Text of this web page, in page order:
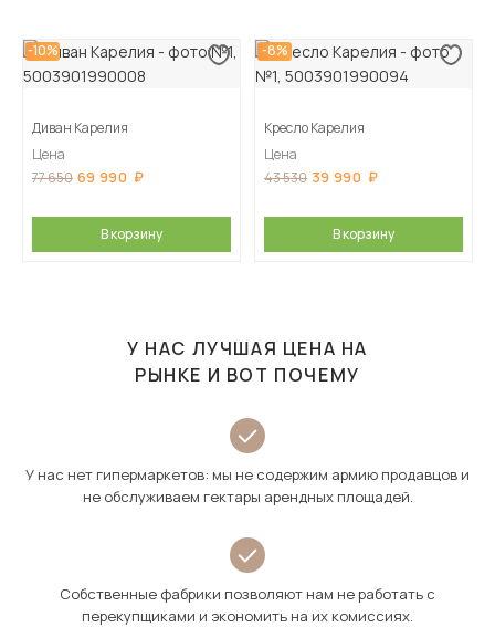
-10%
Диван Карелия
Цена
77 650 69 990
В корзину
-8%
Кресло Карелия
Цена
43 530 39 990
В корзину
У НАС ЛУЧШАЯ ЦЕНА НА
РЫНКЕ И ВОТ ПОЧЕМУ
У нас нет гипермаркетов: мы не содержим армию продавцов и
не обслуживаем гектары арендных площадей.
Собственные фабрики позволяют нам не работать с
перекупщиками и экономить на их комиссиях.